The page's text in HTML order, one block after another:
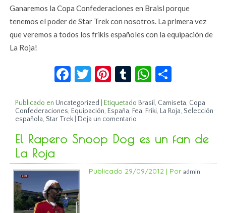
Ganaremos la Copa Confederaciones en Braisl porque
tenemos el poder de Star Trek con nosotros. La primera vez
que veremos a todos los frikis españoles con la equipación de
La Roja!
Facebook
Twitter
Pinterest
TumblrWhatsApp
Publicado en Uncategorized Etiquetado Brasil, Camiseta, Copa
Confederaciones, Equipación, España, Fea, Friki, La Roja, Selección
española, Star Trek Deja un comentario
El Rapero Snoop Dog es un fan de
La Roja
Publicado 29/09/2012 | Por admin